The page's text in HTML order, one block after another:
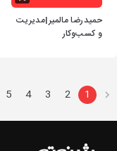
حمیدرضا مالمیر|مدیریت
و کسب‌وکار
1
2
3
4
5